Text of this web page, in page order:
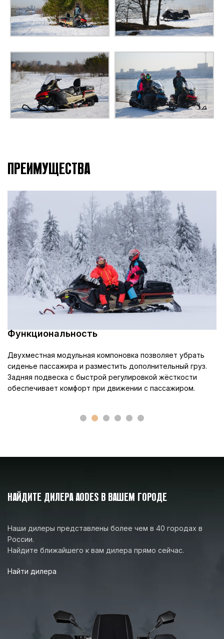
КОМБИНАЦИЯ ПРИБОРОВ
Жидкокристаллический
спидометр, тахометр,
одометр, счётчики
пробега и моточасов,
индикатор включённой
передачи, индикатор
температуры,
индикаторы
неисправности
ДОПОЛНИТЕЛЬНОЕ ОБОРУДОВАНИЕ
СИДЕНЬЕ
Модульная система, продуманная
эргономика водительского и
Подогрев водительского сиденья,
КОЛИЧЕСТВО МЕСТ
ГАРАНТИЯ
км, в зависимости от того, что
ПРЕИМУЩЕСТВА
Функциональность
Двухместная модульная компоновка позволяет убрать
сиденье пассажира и разместить дополнительный груз.
Задняя подвеска с быстрой регулировкой жёсткости
обеспечивает комфорт при движении с пассажиром.
НАЙДИТЕ ДИЛЕРА AODES В ВАШЕМ ГОРОДЕ
Наши дилеры представлены более чем в 40 городах в
России.
Найдите ближайшего к вам дилера прямо сейчас.
Найти дилера